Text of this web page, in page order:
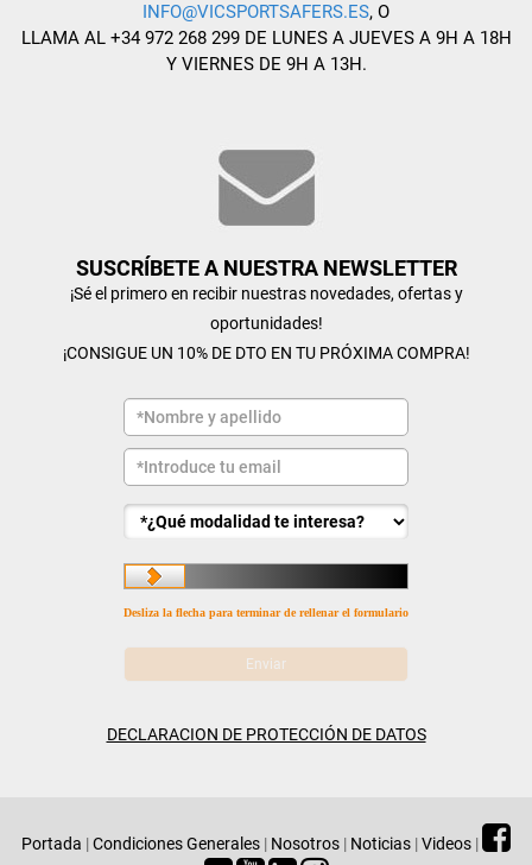
INFO@VICSPORTSAFERS.ES, O
LLAMA AL +34 972 268 299 DE LUNES A JUEVES A 9H A 18H
Y VIERNES DE 9H A 13H.
SUSCRÍBETE A NUESTRA NEWSLETTER
¡Sé el primero en recibir nuestras novedades, ofertas y
oportunidades!
¡CONSIGUE UN 10% DE DTO EN TU PRÓXIMA COMPRA!
Desliza la flecha para terminar de rellenar el formulario
DECLARACION DE PROTECCIÓN DE DATOS
Portada |Condiciones Generales | Nosotros | Noticias |Videos |